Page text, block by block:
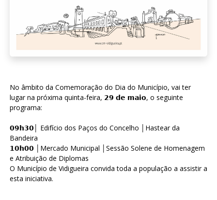
No âmbito da Comemoração do Dia do Município, vai ter
lugar na próxima quinta-feira, 𝟮𝟵 𝗱𝗲 𝗺𝗮𝗶𝗼, o seguinte
programa:
𝟬𝟵𝗵𝟯𝟬│ Edifício dos Paços do Concelho │Hastear da
Bandeira
𝟭𝟬𝗵𝟬𝟬 │Mercado Municipal │Sessão Solene de Homenagem
e Atribuição de Diplomas
O Município de Vidigueira convida toda a população a assistir a
esta iniciativa.